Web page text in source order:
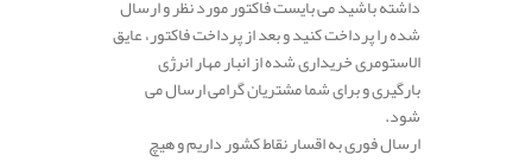
شده را پرداخت کنید و بعد از پرداخت فاکتور، عایق
الاستومری خریداری شده از انبار مهار انرژی
بارگیری و برای شما مشتریان گرامی ارسال می
شود.
ارسال فوری به اقسار نقاط کشور داریم و هیچ